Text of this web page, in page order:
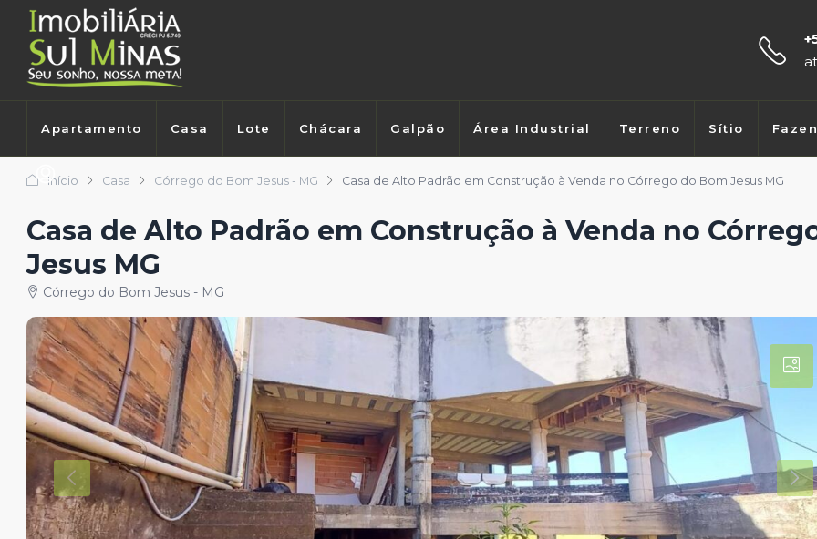
Apartamento Casa Lote Chácara Galpão Área Industrial Terreno Sítio
Início Casa Córrego do Bom Jesus - MG Casa de Alto Padrão em Construção à Venda no Córrego do Bom Jesus MG
Casa de Alto Padrão em Construção à Venda no
Jesus MG
Córrego do Bom Jesus - MG